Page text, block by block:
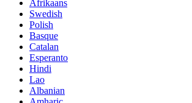
Afrikaans
Swedish
Polish
Basque
Catalan
Esperanto
Hindi
Lao
Albanian